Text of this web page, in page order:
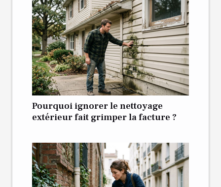
Pourquoi ignorer le nettoyage
extérieur fait grimper la facture ?